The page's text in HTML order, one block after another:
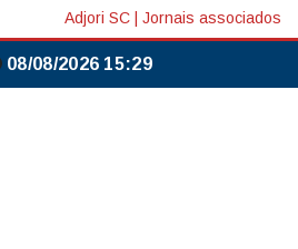
Adjori SC Jornais associados
08/08/2026 15:29